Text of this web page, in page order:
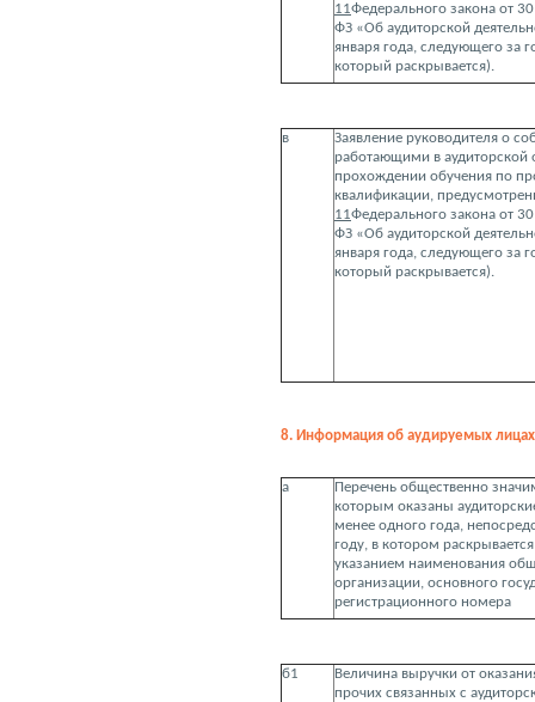
11Федерального закона от
ФЗ «Об аудиторской
января года, следующего за
который раскрывается).
в
Заявление руководителя о
работающими в аудиторской
прохождении обучения по
квалификации,
11Федерального закона от
ФЗ «Об аудиторской
января года, следующего за
который раскрывается).
8. Информация об аудируемых лицах
а
Перечень общественно
которым оказаны
менее одного года,
году, в котором
указанием наименования
организации, основного
регистрационного номера
б1
Величина выручки от
прочих связанных с